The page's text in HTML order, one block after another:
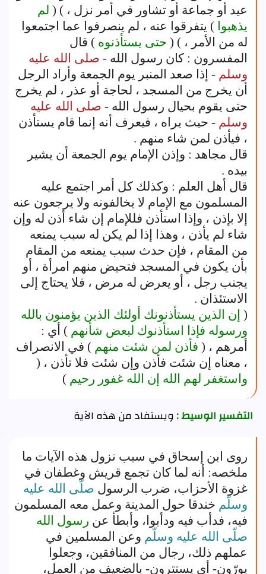
عيد أو جماعة أو تشاور في أمر نزل ، ) ( لم
يذهبوا ) يتفرقوا عنه ، لم ينصرفوا عما اجتمعوا
له من الأمر ، ) ( حتى يستأذنوه ) قال
المفسرون : كان رسول الله - صلى الله عليه
وسلم - إذا صعد المنبر يوم الجمعة وأراد الرجل
أن يخرج من المسجد ، لحاجة أو عذر ، لم يخرج
حتى يقوم بحيال رسول الله - صلى الله عليه
وسلم - حيث يراه ، فيعرف أنه إنما قام يستأذن
، فيأذن لمن شاء منهم .
قال مجاهد : وإذن الإمام يوم الجمعة أن يشير
بيده .
قال أهل العلم : وكذلك كل أمر اجتمع عليه
المسلمون مع الإمام لا يخالفونه ولا يرجعون عنه
إلا بإذن ، وإذا استأذن فللإمام إن شاء أذن له وإن
شاء لم يأذن ، وهذا إذا لم يكن له سبب يمنعه
من المقام ، فإن حدث سبب يمنعه من المقام
بأن يكون في المسجد فتحيض منهم امرأة ، أو
يجنب رجل ، أو يعرض له مرض ، فلا يحتاج إلى
الاستئذان .
( إن الذين يستأذنونك أولئك الذين يؤمنون بالله
ورسوله فإذا استأذنوك لبعض شأنهم ) أي :
أمرهم ، ( فأذن لمن شئت منهم ) في الانصراف
، معناه إن شئت فأذن وإن شئت فلا تأذن ، (
واستغفر لهم الله إن الله غفور رحيم )
التفسير الوسيط :ويستفاد من هذه الآية
روى ابن إسحاق في سبب نزول هذه الآيات ما
ملخصه: أنه لما كان تجمع قريش وغطفان في
غزوة الأحزاب، ضرب الرسول صلّى الله عليه
وسلّم خندقا حول المدينة وعمل معه المسلمون
فيه، فدأب فيه ودأبوا، وأبطأ عن رسول الله
صلّى الله عليه وسلّم وعن المسلمين في
عملهم ذلك، رجال من المنافقين، وجعلوا
يورّون- أى يستترون- بالضعيف من العمل،